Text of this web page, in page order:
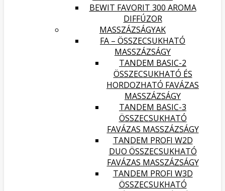
BEWIT FAVORIT 300 AROMA
DIFFÚZOR
MASSZÁZSÁGYAK
FA – ÖSSZECSUKHATÓ
MASSZÁZSÁGY
TANDEM BASIC-2
ÖSSZECSUKHATÓ ÉS
HORDOZHATÓ FAVÁZAS
MASSZÁZSÁGY
TANDEM BASIC-3
ÖSSZECSUKHATÓ
FAVÁZAS MASSZÁZSÁGY
TANDEM PROFI W2D
DUO ÖSSZECSUKHATÓ
FAVÁZAS MASSZÁZSÁGY
TANDEM PROFI W3D
ÖSSZECSUKHATÓ